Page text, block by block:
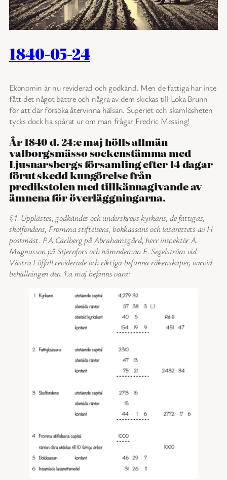
1840-05-24
Ekonomin är nu reviderad och godkänd. Men de fattiga har inte
fått det något bättre och några av dem skickas till Loka Brunn
för att där försöka återvinna hälsan. Superiet och skamlösheten
tycks dock ha spårat ur om man frågar Fredric Messing!
År 1840 d. 24:e maj hölls allmän
valborgsmässo sockenstämma med
Ljusnarsbergs församling efter 14 dagar
förut skedd kungörelse från
predikstolen med tillkännagivande av
ämnena för överläggningarna.
§1. Upplästes, godkändes och underskrevs kyrkans, de fattigas,
skolfondens, Fromma stiftelsens, bokkassans och lasarettets av H
postmäst. P.A Carlberg på Abrahamsgård, herr inspektör A.
Magnusson på Stjernfors och nämndeman E. Segelström vid
Västra Löffall reviderade och riktiga befunna räkenskaper, varvid
behållningen den 1:a maj befanns vara: